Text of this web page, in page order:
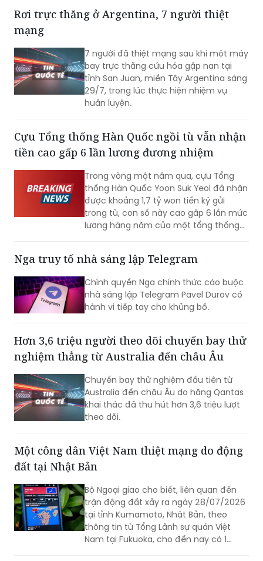
niệm 59 năm Ngày thành lập Hiệp hội
các quốc gia Đông Nam Á (ASEAN) và
Rơi trực thăng ở Argentina, 7 người thiệt
mạng
7 người đã thiệt mạng sau khi một máy
bay trực thăng cứu hỏa gặp nạn tại
29/7, trong lúc thực hiện nhiệm vụ
huấn luyện.
Cựu Tổng thống Hàn Quốc ngồi tù vẫn nhận
tiền cao gấp 6 lần lương đương nhiệm
Trong vòng một năm qua, cựu Tổng
thống Hàn Quốc Yoon Suk Yeol đã nhận
trong tù, con số này cao gấp 6 lần mức
lương hàng năm của một tổng thống
đương nhiệm. Không những vậy, cựu Đệ
nhất phu nhân Kim Keon-hee cũng ghi
nhận mức tiền ký gửi lên tới khoảng 170
triệu won, trở thành phạm nhân nhận
miền Nam Seoul.
Nga truy tố nhà sáng lập Telegram
nhà sáng lập Telegram Pavel Durov có
hành vi tiếp tay cho khủng bố.
Hơn 3,6 triệu người theo dõi chuyến bay thử
nghiệm thẳng từ Australia đến châu Âu
Chuyến bay thử nghiệm đầu tiên từ
khai thác đã thu hút hơn 3,6 triệu lượt
theo dõi.
Một công dân Việt Nam thiệt mạng do động
đất tại Nhật Bản
Bộ Ngoại giao cho biết, liên quan đến
trận động đất xảy ra ngày 28/07/2026